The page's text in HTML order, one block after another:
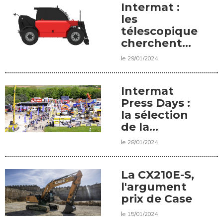
Intermat :
les
télescopiques
cherchent
l'exhaustivité
le 29/01/2024
Intermat
Press Days :
la sélection
de la
rédaction
le 28/01/2024
La CX210E-S,
l'argument
prix de Case
le 15/01/2024